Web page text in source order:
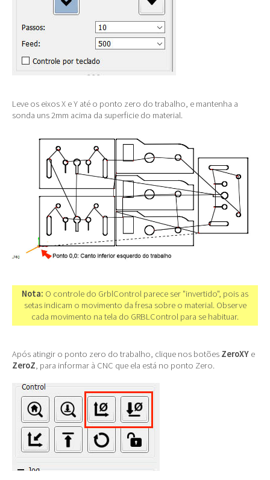
Leve os eixos X e Y até o ponto zero do trabalho, e mantenha a
sonda uns 2mm acima da superficie do material.
Nota: O controle do GrblControl parece ser "invertido", pois as
setas indicam o movimento da fresa sobre o material. Observe
cada movimento na tela do GRBLControl para se habituar.
Após atingir o ponto zero do trabalho, clique nos botões ZeroXY e
ZeroZ, para informar à CNC que ela está no ponto Zero.